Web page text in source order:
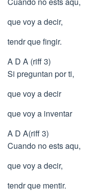
que voy a decir,
tendr que fingir.
A D A (riff 3)
Si preguntan por ti,
que voy a decir
que voy a inventar
A D A(riff 3)
Cuando no ests aqu,
que voy a decir,
tendr que mentir.